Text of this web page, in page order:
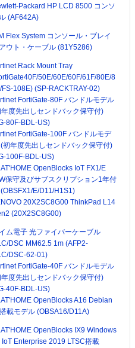
Packard HP LCD 8500 コンソ
(AF642A)
Flex System コンソール・ブレイ
ウト・ケーブル (81Y5286)
Rack Mount Tray
50E/60E/60F/61F/80E/8
FS-108E) (SP-RACKTRAY-02)
FortiGate-80F バンドルモデル
度先出しセンドバック保守付)
80F-BDL-US)
FortiGate-100F バンドルモデ
(初年度先出しセンドバック保守付)
100F-BDL-US)
OpenBlocks IoT FX1/E
保守及びサブスクリプション1年付
E/D11/H1S1)
20X2SC8G00 ThinkPad L14
(20X2SC8G00)
ム電子 光ファイバーケーブル
DSC MM62.5 1m (AFP2-
DSC-62-01)
FortiGate-40F バンドルモデル
度先出しセンドバック保守付)
40F-BDL-US)
OpenBlocks A16 Debian
載モデル (OBSA16/D11A)
OpenBlocks IX9 Windows
IoT Enterprise 2019 LTSC搭載